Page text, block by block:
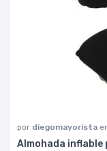
por diegomayorista
Almohada inflable